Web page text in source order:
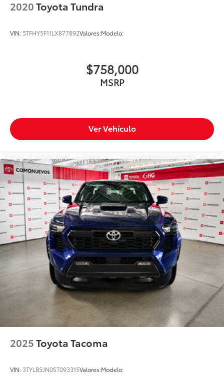
Entrada Usb
2020Toyota Tundra
VIN: 5TFHY5F11LX877892Valores:Modelo:
$758,000
MSRP
Ver Vehículo
2025Toyota Tacoma
VIN: 3TYLB5JN0ST093315Valores:Modelo: